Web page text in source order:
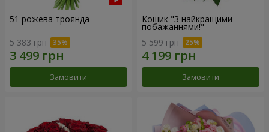
51 рожева троянда
5 383 грн
Замовити
Кошик "З найкращими
побажаннями!"
5 599 грн
Замовити